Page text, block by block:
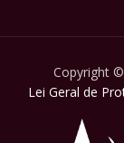
Copyright
Lei Geral de